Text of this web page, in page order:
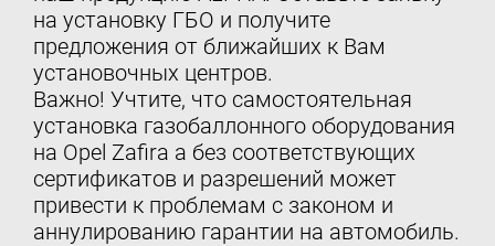
на установку ГБО и получите
предложения от ближайших к Вам
установочных центров.
Важно! Учтите, что самостоятельная
установка газобаллонного оборудования
на Opel Zafira a без соответствующих
сертификатов и разрешений может
привести к проблемам с законом и
аннулированию гарантии на автомобиль.